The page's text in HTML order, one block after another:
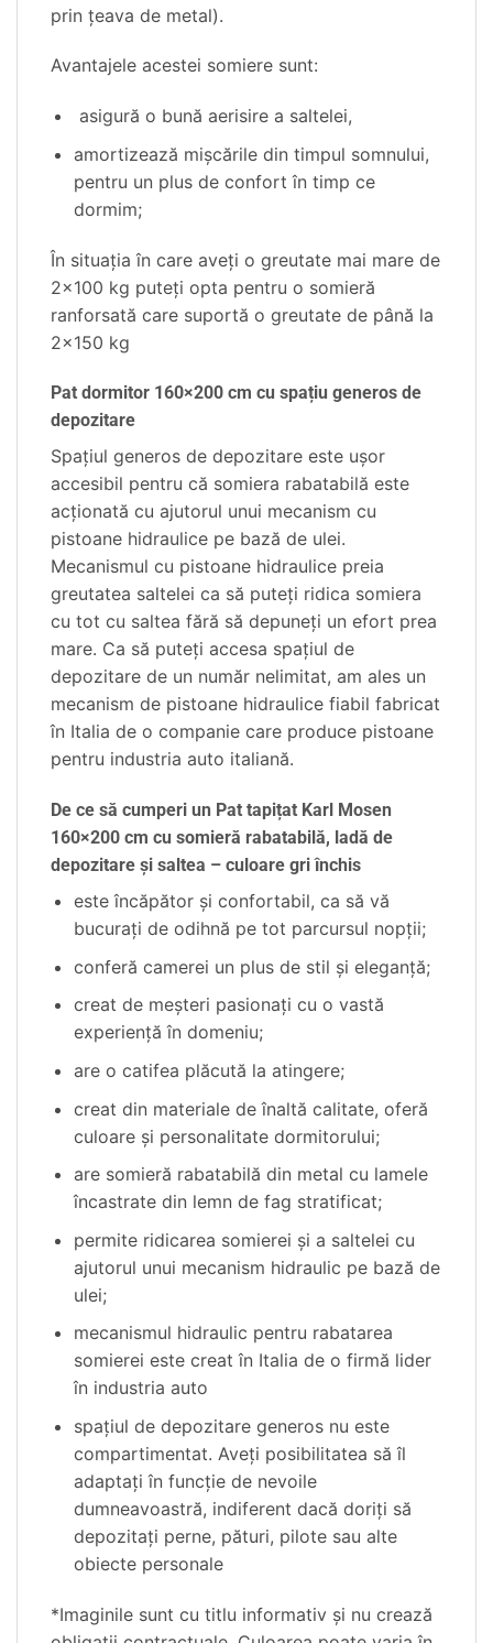
prin ţeava de metal).
Avantajele acestei somiere sunt:
asigură o bună aerisire a saltelei,
amortizează mişcările din timpul somnului,
pentru un plus de confort în timp ce
dormim;
În situaţia în care aveţi o greutate mai mare de
2×100 kg puteţi opta pentru o somieră
ranforsată care suportă o greutate de până la
2×150 kg
Pat dormitor 160×200 cm cu spațiu generos de
depozitare
Spaţiul generos de depozitare este uşor
accesibil pentru că somiera rabatabilă este
acţionată cu ajutorul unui mecanism cu
pistoane hidraulice pe bază de ulei.
Mecanismul cu pistoane hidraulice preia
greutatea saltelei ca să puteţi ridica somiera
cu tot cu saltea fără să depuneţi un efort prea
mare. Ca să puteţi accesa spaţiul de
depozitare de un număr nelimitat, am ales un
mecanism de pistoane hidraulice fiabil fabricat
în Italia de o companie care produce pistoane
pentru industria auto italiană.
De ce să cumperi un Pat tapițat Karl Mosen
160×200 cm cu somieră rabatabilă, ladă de
depozitare și saltea – culoare gri închis
este încăpător şi confortabil, ca să vă
bucuraţi de odihnă pe tot parcursul nopţii;
conferă camerei un plus de stil şi eleganţă;
creat de meşteri pasionaţi cu o vastă
experienţă în domeniu;
are o catifea plăcută la atingere;
creat din materiale de înaltă calitate, oferă
culoare şi personalitate dormitorului;
are somieră rabatabilă din metal cu lamele
încastrate din lemn de fag stratificat;
permite ridicarea somierei şi a saltelei cu
ajutorul unui mecanism hidraulic pe bază de
ulei;
mecanismul hidraulic pentru rabatarea
somierei este creat în Italia de o firmă lider
în industria auto
spaţiul de depozitare generos nu este
compartimentat. Aveţi posibilitatea să îl
adaptaţi în funcţie de nevoile
dumneavoastră, indiferent dacă doriţi să
depozitaţi perne, pături, pilote sau alte
obiecte personale
*Imaginile sunt cu titlu informativ şi nu crează